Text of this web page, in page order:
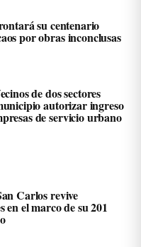
su centenario
por obras inconclusas
de dos sectores
autorizar ingreso
de servicio urbano
Carlos revive
en el marco de su 201